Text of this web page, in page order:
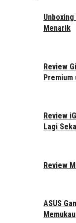
Menarik
Review
Review
Lagi
Review
ASUS
Memukau